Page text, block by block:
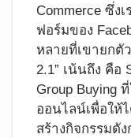
Commerce ซึ่ง
ฟอร์มของ
หลายที่เขายกตั
2.1” เน้นถึง คือ
Group Buying
ออนไลน์เพื่อให้
สร้างกิจกรรมดั